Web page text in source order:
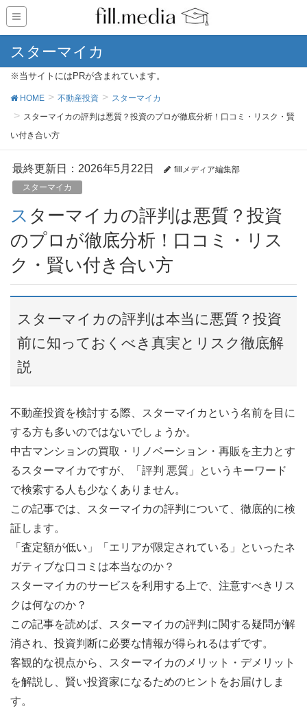
スターマイカ
※当サイトにはPRが含まれています。
HOME 不動産投資
スターマイカ
スターマイカの評判は悪質？投資のプロが徹底分析！口コミ・リスク・賢
い付き合い方
最終更新日：2026年5月22日
fillメディア編集部
スターマイカ
スターマイカの評判は悪質？投資
のプロが徹底分析！口コミ・リス
ク・賢い付き合い方
スターマイカの評判は本当に悪質？投資
前に知っておくべき真実とリスク徹底解
説
不動産投資を検討する際、スターマイカという名前を目に
する方も多いのではないでしょうか。
中古マンションの買取・リノベーション・再販を主力とす
るスターマイカですが、「評判 悪質」というキーワード
で検索する人も少なくありません。
この記事では、スターマイカの評判について、徹底的に検
証します。
「査定額が低い」「エリアが限定されている」といったネ
ガティブな口コミは本当なのか？
スターマイカのサービスを利用する上で、注意すべきリス
クは何なのか？
この記事を読めば、スターマイカの評判に関する疑問が解
消され、投資判断に必要な情報が得られるはずです。
客観的な視点から、スターマイカのメリット・デメリット
を解説し、賢い投資家になるためのヒントをお届けしま
す。